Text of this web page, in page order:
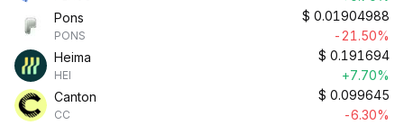
Pons
PONS
$ 0.01904988
-21.50%
Heima
HEI
$ 0.191694
+7.70%
Canton
CC
$ 0.099645
-6.30%